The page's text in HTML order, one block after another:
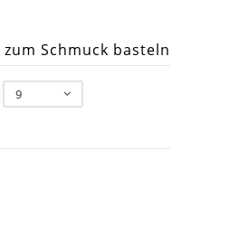
zum Schmuck basteln
9